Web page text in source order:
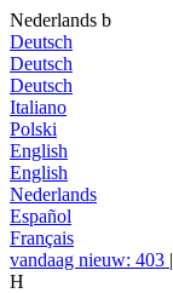
Nederlands b
Deutsch
Deutsch
Deutsch
Italiano
Polski
English
English
Nederlands
Español
Français
vandaag nieuw: 403 |
H